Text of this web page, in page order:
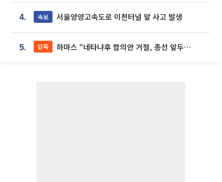
4. 속보 서울양양고속도로 이천터널 앞 사고 발생
5. 단독 하마스 “네타냐후 합의안 거절, 총선 앞두고 시간 끌기”